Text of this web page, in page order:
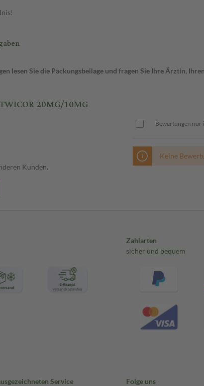
lesen Sie die Packungsbeilage und fragen Sie Ihre Ärztin,
20MG/10MG
Kunden.
Bewertungen nur
Keine
Zahlarten
sicher und bequem
Service Folge uns